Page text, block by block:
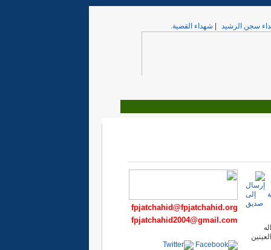
سجن الرشيد شهداء القضية.
fpjatchahid@fpjatchahid.org
fpjatchahid2004@gmail.com